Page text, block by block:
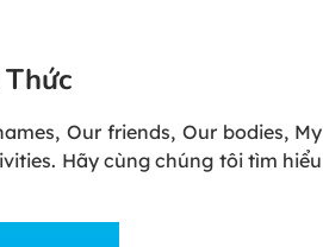
Our friends, Our bodies, My
Hãy cùng chúng tôi tìm hiểu